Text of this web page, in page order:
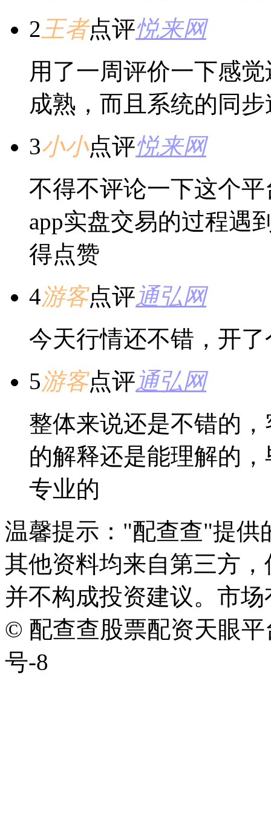
2 王者点评悦来网
用了一周评价一下感
成熟，而且系统的同
3小小点评悦来网
不得不评论一下这个
app实盘交易的过程遇
得点赞
4游客点评通弘网
今天行情还不错，开
5游客点评通弘网
整体来说还是不错的
的解释还是能理解的
专业的
温馨提示："配查查"提供
其他资料均来自第三方
并不构成投资建议。市
© 配查查股票配资天眼平
号-8